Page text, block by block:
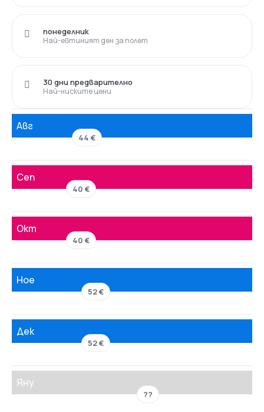
Най-евтиният ден за полет
понеделник
Най-ниските цени
30 дни предварително
Авг
44 €
Сеп
40 €
Окт
40 €
Ное
52 €
Дек
52 €
Яну
??